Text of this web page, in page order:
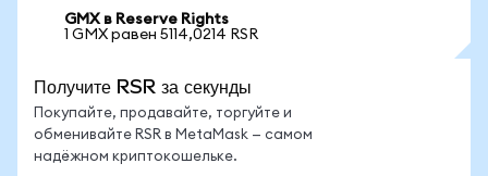
GMX в Reserve Rights
1 GMX равен 5114,0214 RSR
Получите RSR за секунды
Покупайте, продавайте, торгуйте и
обменивайте RSR в MetaMask — самом
надёжном криптокошельке.